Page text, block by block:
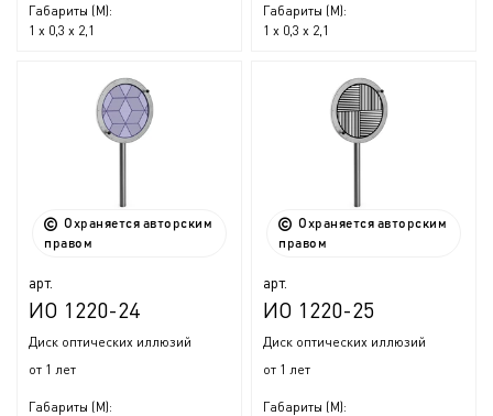
Габариты (М):
1 x 0,3 x 2,1
Габариты (М):
1 x 0,3 x 2,1
Охраняется авторским
правом
арт.
ИО 1220-24
Диск оптических иллюзий
от 1 лет
Габариты (М):
Охраняется авторским
правом
арт.
ИО 1220-25
Диск оптических иллюзий
от 1 лет
Габариты (М):